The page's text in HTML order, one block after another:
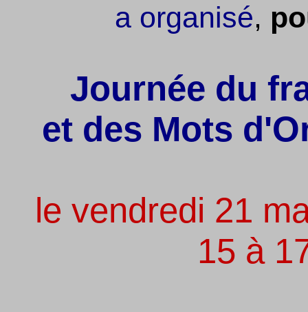
a organisé,
Journée du
et des Mots
le vendredi 21
15 à